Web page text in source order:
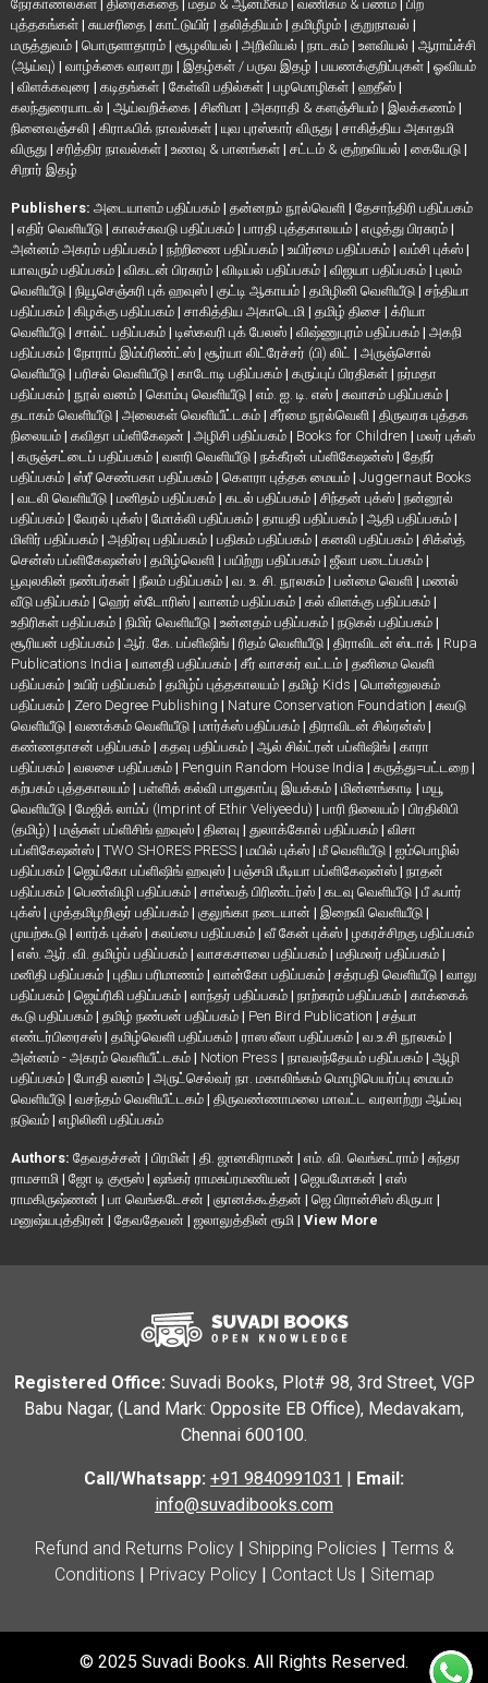
நேர்காணல்கள் | திரைக்கதை | மதம் & ஆன்மீகம் | வணிகம் & பணம் | பிற
புத்தகங்கள் | சுயசரிதை | காட்டுயிர் | தலித்தியம் | தமிழீழம் | குறுநாவல் |
மருத்துவம் | பொருளாதாரம் | சூழலியல் | அறிவியல் | நாடகம் | உளவியல் | ஆராய்ச்சி
(ஆய்வு) | வாழ்க்கை வரலாறு | இதழ்கள் / பருவ இதழ் | பயணக்குறிப்புகள் | ஓவியம்
| விளக்கவுரை | கடிதங்கள் | கேள்வி பதில்கள் | பழமொழிகள் | ஹதீஸ் |
கலந்துரையாடல் | ஆய்வறிக்கை | சினிமா | அகராதி & களஞ்சியம் | இலக்கணம் |
நினைவஞ்சலி | கிராஃபிக் நாவல்கள் | யுவ புரஸ்கார் விருது | சாகித்திய அகாதமி
விருது | சரித்திர நாவல்கள் | உணவு & பானங்கள் | சட்டம் & குற்றவியல் | கையேடு |
சிறார் இதழ்
Publishers: அடையாளம் பதிப்பகம் | தன்னறம் நூல்வெளி | தேசாந்திரி பதிப்பகம்
| எதிர் வெளியீடு | காலச்சுவடு பதிப்பகம் | பாரதி புத்தகாலயம் | எழுத்து பிரசுரம் |
அன்னம் அகரம் பதிப்பகம் | நற்றிணை பதிப்பகம் | உயிர்மை பதிப்பகம் | வம்சி புக்ஸ் |
யாவரும் பதிப்பகம் | விகடன் பிரசுரம் | விடியல் பதிப்பகம் | விஜயா பதிப்பகம் | புலம்
வெளியீடு | நியூசெஞ்சுரி புக் ஹவுஸ் | குட்டி ஆகாயம் | தமிழினி வெளியீடு | சந்தியா
பதிப்பகம் | கிழக்கு பதிப்பகம் | சாகித்திய அகாடெமி | தமிழ் திசை | க்ரியா
வெளியீடு | சால்ட் பதிப்பகம் | டிஸ்கவரி புக் பேலஸ் | விஷ்ணுபுரம் பதிப்பகம் | அகநி
பதிப்பகம் | நோராப் இம்ப்ரிண்ட்ஸ் | சூர்யா லிட்ரேச்சர் (பி) லிட் | அருஞ்சொல்
வெளியீடு | பரிசல் வெளியீடு | காடோடி பதிப்பகம் | கருப்புப் பிரதிகள் | நர்மதா
பதிப்பகம் | நூல் வனம் | கொம்பு வெளியீடு | எம். ஐ. டி. எஸ் | சுவாசம் பதிப்பகம் |
தடாகம் வெளியீடு | அலைகள் வெளியீட்டகம் | சீர்மை நூல்வெளி | திருவரசு புத்தக
நிலையம் | கவிதா பப்ளிகேஷன் | அழிசி பதிப்பகம் | Books for Children | மலர் புக்ஸ்
| கருஞ்சட்டைப் பதிப்பகம் | வளரி வெளியீடு | நக்கீரன் பப்ளிகேஷன்ஸ் | தேநீர்
பதிப்பகம் | ஸ்ரீ செண்பகா பதிப்பகம் | கௌரா புத்தக மையம் | Juggernaut Books
| வடலி வெளியீடு | மனிதம் பதிப்பகம் | கடல் பதிப்பகம் | சிந்தன் புக்ஸ் | நன்னூல்
பதிப்பகம் | வேரல் புக்ஸ் | மோக்லி பதிப்பகம் | தாயதி பதிப்பகம் | ஆதி பதிப்பகம் |
மிளிர் பதிப்பகம் | அதிர்வு பதிப்பகம் | பதிகம் பதிப்பகம் | கனலி பதிப்பகம் | சிக்ஸ்த்
சென்ஸ் பப்ளிகேஷன்ஸ் | தமிழ்வெளி | பயிற்று பதிப்பகம் | ஜீவா படைப்பகம் |
பூவுலகின் நண்பர்கள் | நீலம் பதிப்பகம் | வ. உ. சி. நூலகம் | பன்மை வெளி | மணல்
வீடு பதிப்பகம் | ஹெர் ஸ்டோரிஸ் | வானம் பதிப்பகம் | கல் விளக்கு பதிப்பகம் |
உதிரிகள் பதிப்பகம் | நிமிர் வெளியீடு | உன்னதம் பதிப்பகம் | நடுகல் பதிப்பகம் |
சூரியன் பதிப்பகம் | ஆர். கே. பப்ளிஷிங் | ரிதம் வெளியீடு | திராவிடன் ஸ்டாக் | Rupa
Publications India | வானதி பதிப்பகம் | சீர் வாசகர் வட்டம் | தனிமை வெளி
பதிப்பகம் | உயிர் பதிப்பகம் | தமிழ்ப் புத்தகாலயம் | தமிழ் Kids | பொன்னுலகம்
பதிப்பகம் | Zero Degree Publishing | Nature Conservation Foundation | சுவடு
வெளியீடு | வணக்கம் வெளியீடு | மார்க்ஸ் பதிப்பகம் | திராவிடன் சில்ரன்ஸ் |
கண்ணதாசன் பதிப்பகம் | கதவு பதிப்பகம் | ஆல் சில்ட்ரன் பப்ளிஷிங் | காரா
பதிப்பகம் | வலசை பதிப்பகம் | Penguin Random House India | கருத்து=பட்டறை |
கற்பகம் புத்தகாலயம் | பள்ளிக் கல்வி பாதுகாப்பு இயக்கம் | மின்னங்காடி | மயூ
வெளியீடு | மேஜிக் லாம்ப் (Imprint of Ethir Veliyeedu) | பாரி நிலையம் | பிரதிலிபி
(தமிழ்) | மஞ்சுள் பப்ளிசிங் ஹவுஸ் | தினவு | துலாக்கோல் பதிப்பகம் | விசா
பப்ளிகேஷன்ஸ் | TWO SHORES PRESS | மயில் புக்ஸ் | மீ வெளியீடு | ஐம்பொழில்
பதிப்பகம் | ஜெய்கோ பப்ளிஷிங் ஹவுஸ் | பஞ்சமி மீடியா பப்ளிகேஷன்ஸ் | நாதன்
பதிப்பகம் | பெண்விழி பதிப்பகம் | சாஸ்வத் பிரிண்டர்ஸ் | கடவு வெளியீடு | பீ ஃபார்
புக்ஸ் | முத்தமிழறிஞர் பதிப்பகம் | குலுங்கா நடையான் | இறைவி வெளியீடு |
முயற்கூடு | லார்க் புக்ஸ் | கலப்பை பதிப்பகம் | வீ கேன் புக்ஸ் | ழகரச்சிறகு பதிப்பகம்
| எஸ். ஆர். வி. தமிழ்ப் பதிப்பகம் | வாசகசாலை பதிப்பகம் | மதிமலர் பதிப்பகம் |
மனிதி பதிப்பகம் | புதிய பரிமாணம் | வான்கோ பதிப்பகம் | சத்ரபதி வெளியீடு | வாலு
பதிப்பகம் | ஜெய்ரிகி பதிப்பகம் | லாந்தர் பதிப்பகம் | நாற்கரம் பதிப்பகம் | காக்கைக்
கூடு பதிப்பகம் | தமிழ் நண்பன் பதிப்பகம் | Pen Bird Publication | சத்யா
எண்டர்பிரைசஸ் | தமிழ்வெளி பதிப்பகம் | ராஸ லீலா பதிப்பகம் | வ.உ.சி நூலகம் |
அன்னம் - அகரம் வெளியீட்டகம் | Notion Press | நாவலந்தேயம் பதிப்பகம் | ஆழி
பதிப்பகம் | போதி வனம் | அருட்செல்வர் நா. மகாலிங்கம் மொழிபெயர்ப்பு மையம்
வெளியீடு | வசந்தம் வெளியீட்டகம் | திருவண்ணாமலை மாவட்ட வரலாற்று ஆய்வு
நடுவம் | எழிலினி பதிப்பகம்
Authors: தேவதச்சன் | பிரமிள் | தி. ஜானகிராமன் | எம். வி. வெங்கட்ராம் | சுந்தர
ராமசாமி | ஜோ டி குரூஸ் | ஷங்கர் ராமசுப்ரமணியன் | ஜெயமோகன் | எஸ்
ராமகிருஷ்ணன் | பா வெங்கடேசன் | ஞானக்கூத்தன் | ஜெ பிரான்சிஸ் கிருபா |
மனுஷ்யபுத்திரன் | தேவதேவன் | ஜலாலுத்தின் ரூமி | View More
Registered Office: Suvadi Books, Plot# 98, 3rd Street, VGP
Babu Nagar, (Land Mark: Opposite EB Office), Medavakam,
Chennai 600100.
Call/Whatsapp: +91 9840991031 | Email:
info@suvadibooks.com
Refund and Returns Policy| Shipping Policies | Terms &
Conditions | Privacy Policy| Contact Us | Sitemap
© 2025 Suvadi Books. All Rights Reserved.